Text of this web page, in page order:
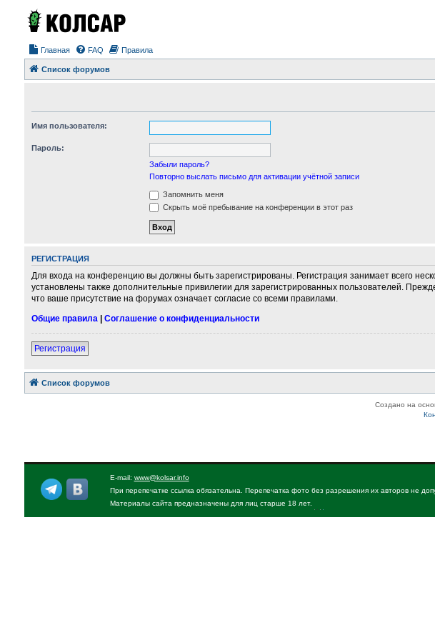
Главная FAQ Правила
Список форумов
Имя пользователя:
Пароль:
Забыли пароль?
Повторно выслать письмо для активации учётной записи
Запомнить меня
Скрыть моё пребывание на конференции в этот раз
РЕГИСТРАЦИЯ
Для входа на конференцию вы должны быть зарегистрированы. Регистрация занимает всего
установлены также дополнительные привилегии для зарегистрированных пользователей.
что ваше присутствие на форумах означает согласие со всеми правилами.
Общие правила | Соглашение о конфиденциальности
Регистрация
Список форумов
Создано на
E-mail: www@kolsar.info
При перепечатке ссылка обязательна. Перепечатка фото без разрешения их авторов не
Материалы сайта предназначены для лиц старше 18 лет.